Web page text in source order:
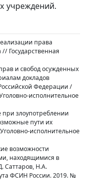
учреждений.
права
Государственная
и свобод осужденных
докладов
Федерации /
исполнительное
злоупотреблении
пути их
исполнительное
возможности
находящимися в
Саттаров, Н.А.
ФСИН России. 2019. №